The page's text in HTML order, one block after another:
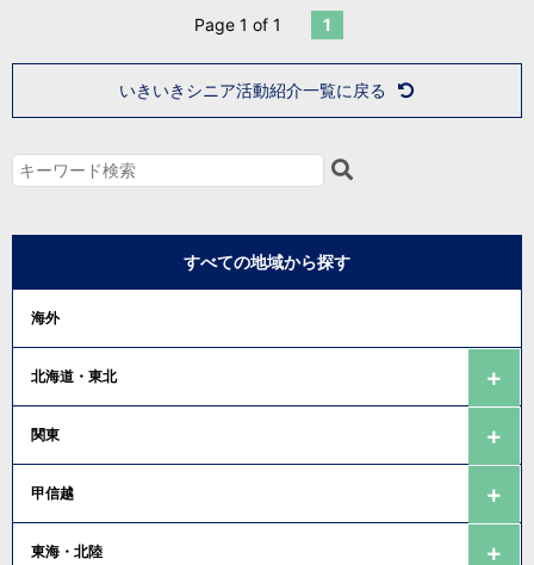
Page 1 of 1 1
いきいきシニア活動紹介一覧に戻る
すべての地域から探す
海外
北海道・東北
関東
甲信越
東海・北陸